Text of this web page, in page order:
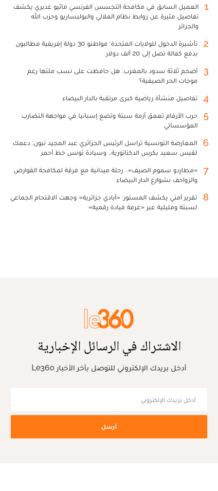
1
العميل السابق في مكافحة التجسس الفرنسي ماثيو غديري يكشف
تفاصيل مثيرة عن روابط نظام الملالي والبوليساريو وحزب الله
والجزائر
2
تأشيرة الدخول للولايات المتحدة: مواطنو 30 دولة إفريقية مطالبون
بدفع كفالة تصل إلى 20 ألف دولار
3
أضخم ثلاثة سدود بالمغرب: هل حافظت على نسب ملئها رغم
موجات الحر الصيفية؟
4 تفاصيل منشأة رياضية كبرى مرتقبة بالدار البيضاء
5
حرب الأرقام تعمق أزمة سبتة وتضع إسبانيا في مواجهة التضارب
المؤسساتي
6
المعارضة التونسية تراسل الرئيس الجزائري عبد المجيد تبون: دعمك
لقيس سعيد يكرس الدكتاتورية.. وسيادة تونس خط أحمر
7
«مطارِدو سموم الصيف».. رحلة ميدانية مع فرقة لمكافحة القوارض
والزواحف بشوارع الدار البيضاء
8
تقرير أمني يكشف المستور: «أيادي جزائرية» وجهت الاقتحام الجماعي
لسبتة ومليلية عبر «غرفة قيادة رقمية»
الاشتراك في الرسائل الإخبارية
أدخل بريدك الإلكتروني للتوصل بآخر الأخبار Le360
أرسل